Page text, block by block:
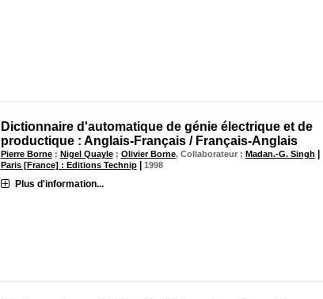
Dictionnaire d'automatique de génie électrique et de
productique : Anglais-Français / Français-Anglais
Pierre Borne; Nigel Quayle; Olivier Borne, Collaborateur ; Madan.-G. Singh
Paris [France] : Editions Technip| 1998
Plus d'information...